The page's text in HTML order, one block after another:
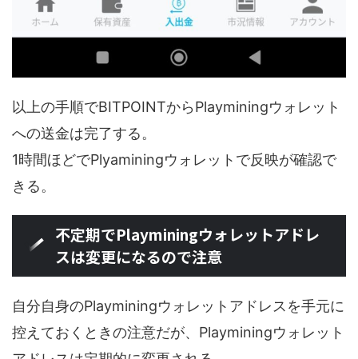
以上の手順でBITPOINTからPlayminingウォレット
への送金は完了する。
1時間ほどでPlyaminingウォレットで反映が確認で
きる。
不定期でPlayminingウォレットアドレ
スは変更になるので注意
自分自身のPlayminingウォレットアドレスを手元に
控えておくときの注意だが、Playminingウォレット